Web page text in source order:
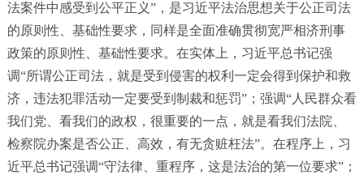
法案件中感受到公平正义”，是习近平法治思想关于公正司法
的原则性、基础性要求，同样是全面准确贯彻宽严相济刑事
政策的原则性、基础性要求。在实体上，习近平总书记强
调“所谓公正司法，就是受到侵害的权利一定会得到保护和救
济，违法犯罪活动一定要受到制裁和惩罚”；强调“人民群众看
我们党、看我们的政权，很重要的一点，就是看我们法院、
检察院办案是否公正、高效，有无贪赃枉法”。在程序上，习
近平总书记强调“守法律、重程序，这是法治的第一位要求”；